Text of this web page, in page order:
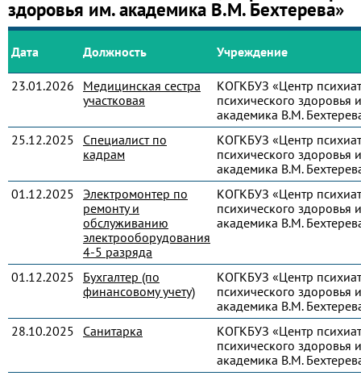
здоровья им. академика В.М. Бехтерева»
Дата Должность Учреждение
23.01.2026
Медицинская сестра
участковая
КОГКБУЗ «Центр
психического здоровья
академика В.М.
25.12.2025
Специалист по
кадрам
КОГКБУЗ «Центр
психического здоровья
академика В.М.
01.12.2025 Электромонтер по
ремонту и
обслуживанию
электрооборудования
4-5 разряда
КОГКБУЗ «Центр
психического здоровья
академика В.М.
01.12.2025
Бухгалтер (по
финансовому учету)
КОГКБУЗ «Центр
психического здоровья
академика В.М.
28.10.2025
Санитарка
КОГКБУЗ «Центр
психического здоровья
академика В.М.